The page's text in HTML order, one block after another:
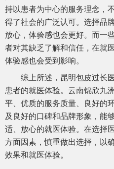
持以患者为中心的服务理念，
得了社会的广泛认可。选择品
放心，体验感也会更好。而一
者对其缺乏了解和信任，在就
体验感也会受到影响。
综上所述，昆明包皮过长
患者的就医体验。云南锦欣九
平、优质的服务质量、良好的
及良好的口碑和品牌形象，能
适、放心的就医体验。在选择
方面因素，慎重做出选择，以
效果和就医体验。